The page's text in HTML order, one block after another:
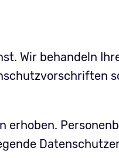
Wir behandeln
erhoben.